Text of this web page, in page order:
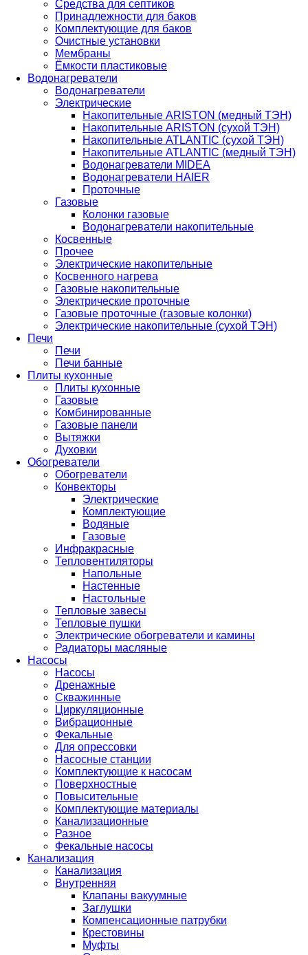
Средства для септиков
Принадлежности для баков
Комплектующие для баков
Очистные установки
Мембраны
Ёмкости пластиковые
Водонагреватели
Водонагреватели
Электрические
Накопительные ARISTON (медный ТЭН)
Накопительные ARISTON (сухой ТЭН)
Накопительные ATLANTIC (сухой ТЭН)
Накопительные ATLANTIC (медный ТЭН)
Водонагреватели MIDEA
Водонагреватели HAIER
Проточные
Газовые
Колонки газовые
Водонагреватели накопительные
Косвенные
Прочее
Электрические накопительные
Косвенного нагрева
Газовые накопительные
Электрические проточные
Газовые проточные (газовые колонки)
Электрические накопительные (сухой ТЭН)
Печи
Печи
Печи банные
Плиты кухонные
Плиты кухонные
Газовые
Комбинированные
Газовые панели
Вытяжки
Духовки
Обогреватели
Обогреватели
Конвекторы
Электрические
Комплектующие
Водяные
Газовые
Инфракрасные
Тепловентиляторы
Напольные
Настенные
Настольные
Тепловые завесы
Тепловые пушки
Электрические обогреватели и камины
Радиаторы масляные
Насосы
Насосы
Дренажные
Скважинные
Циркуляционные
Вибрационные
Фекальные
Для опрессовки
Насосные станции
Комплектующие к насосам
Поверхностные
Повысительные
Комплектующие материалы
Канализационные
Разное
Фекальные насосы
Канализация
Канализация
Внутренняя
Клапаны вакуумные
Заглушки
Компенсационные патрубки
Крестовины
Муфты